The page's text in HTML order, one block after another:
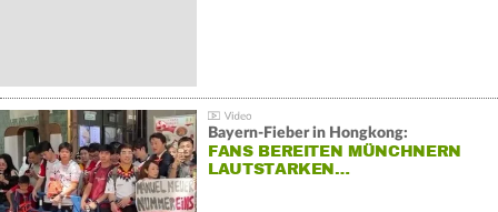
Bayern-Fieber in Hongkong:
FANS BEREITEN MÜNCHNERN
LAUTSTARKEN…